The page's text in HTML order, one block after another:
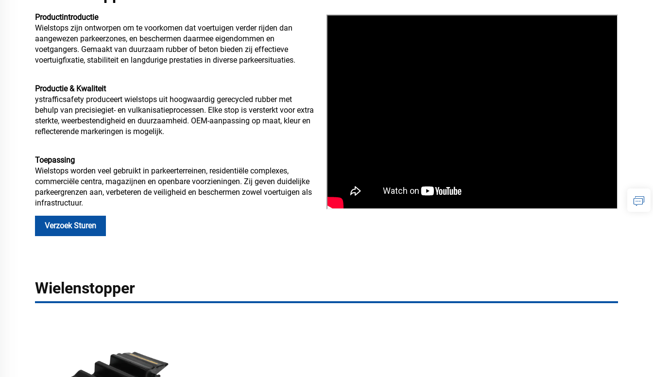
Productintroductie
Wielstops zijn ontworpen om te voorkomen dat voertuigen verder rijden dan
aangewezen parkeerzones, en beschermen daarmee eigendommen en
voetgangers. Gemaakt van duurzaam rubber of beton bieden zij effectieve
voertuigfixatie, stabiliteit en langdurige prestaties in diverse parkeersituaties.
Productie & Kwaliteit
ystrafficsafety produceert wielstops uit hoogwaardig gerecycled rubber met
behulp van precisiegiet- en vulkanisatieprocessen. Elke stop is versterkt voor extra
sterkte, weerbestendigheid en duurzaamheid. OEM-aanpassing op maat, kleur en
reflecterende markeringen is mogelijk.
Toepassing
Wielstops worden veel gebruikt in parkeerterreinen, residentiële complexes,
commerciële centra, magazijnen en openbare voorzieningen. Zij geven duidelijke
parkeergrenzen aan, verbeteren de veiligheid en beschermen zowel voertuigen als
infrastructuur.
Verzoek Sturen
Wielenstopper